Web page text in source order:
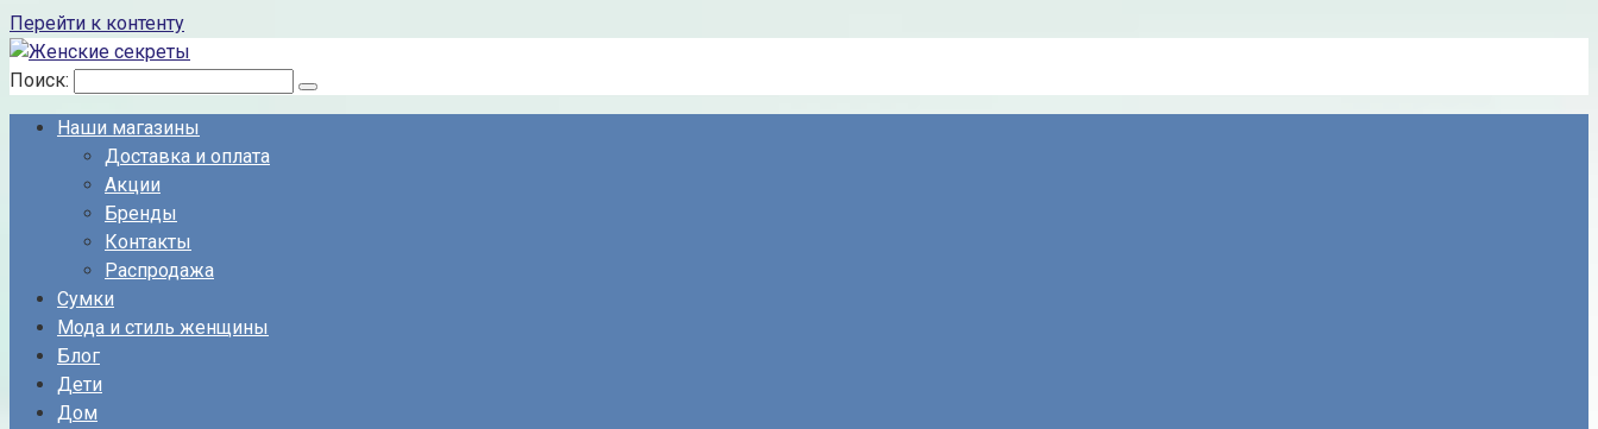
Перейти к контенту
Поиск:
Наши магазины
Доставка и оплата
Акции
Бренды
Контакты
Распродажа
Сумки
Мода и стиль женщины
Блог
Дети
Дом